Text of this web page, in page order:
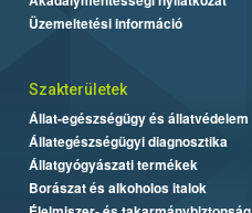
Üzemeltetési információ
Szakterületek
Állat-egészségügy és állatvédelem
Állategészségügyi diagnosztika
Állatgyógyászati termékek
Borászat és alkoholos italok